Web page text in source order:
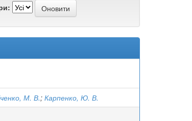
М. В.; Карпенко, Ю. В.